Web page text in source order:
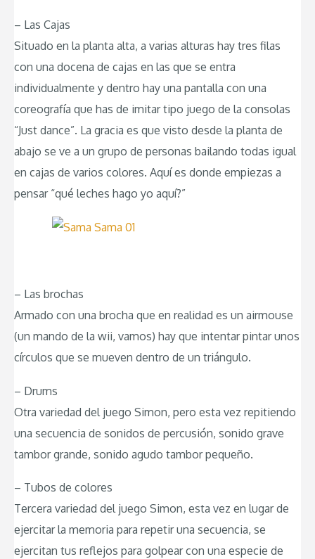
– Las Cajas
Situado en la planta alta, a varias alturas hay tres filas
con una docena de cajas en las que se entra
individualmente y dentro hay una pantalla con una
coreografía que has de imitar tipo juego de la consolas
“Just dance”. La gracia es que visto desde la planta de
abajo se ve a un grupo de personas bailando todas igual
en cajas de varios colores. Aquí es donde empiezas a
pensar “qué leches hago yo aquí?”
– Las brochas
Armado con una brocha que en realidad es un airmouse
(un mando de la wii, vamos) hay que intentar pintar unos
círculos que se mueven dentro de un triángulo.
– Drums
Otra variedad del juego Simon, pero esta vez repitiendo
una secuencia de sonidos de percusión, sonido grave
tambor grande, sonido agudo tambor pequeño.
– Tubos de colores
Tercera variedad del juego Simon, esta vez en lugar de
ejercitar la memoria para repetir una secuencia, se
ejercitan tus reflejos para golpear con una especie de